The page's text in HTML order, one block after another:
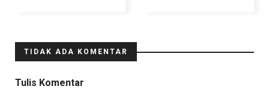
TIDAK ADA KOMENTAR
Tulis Komentar